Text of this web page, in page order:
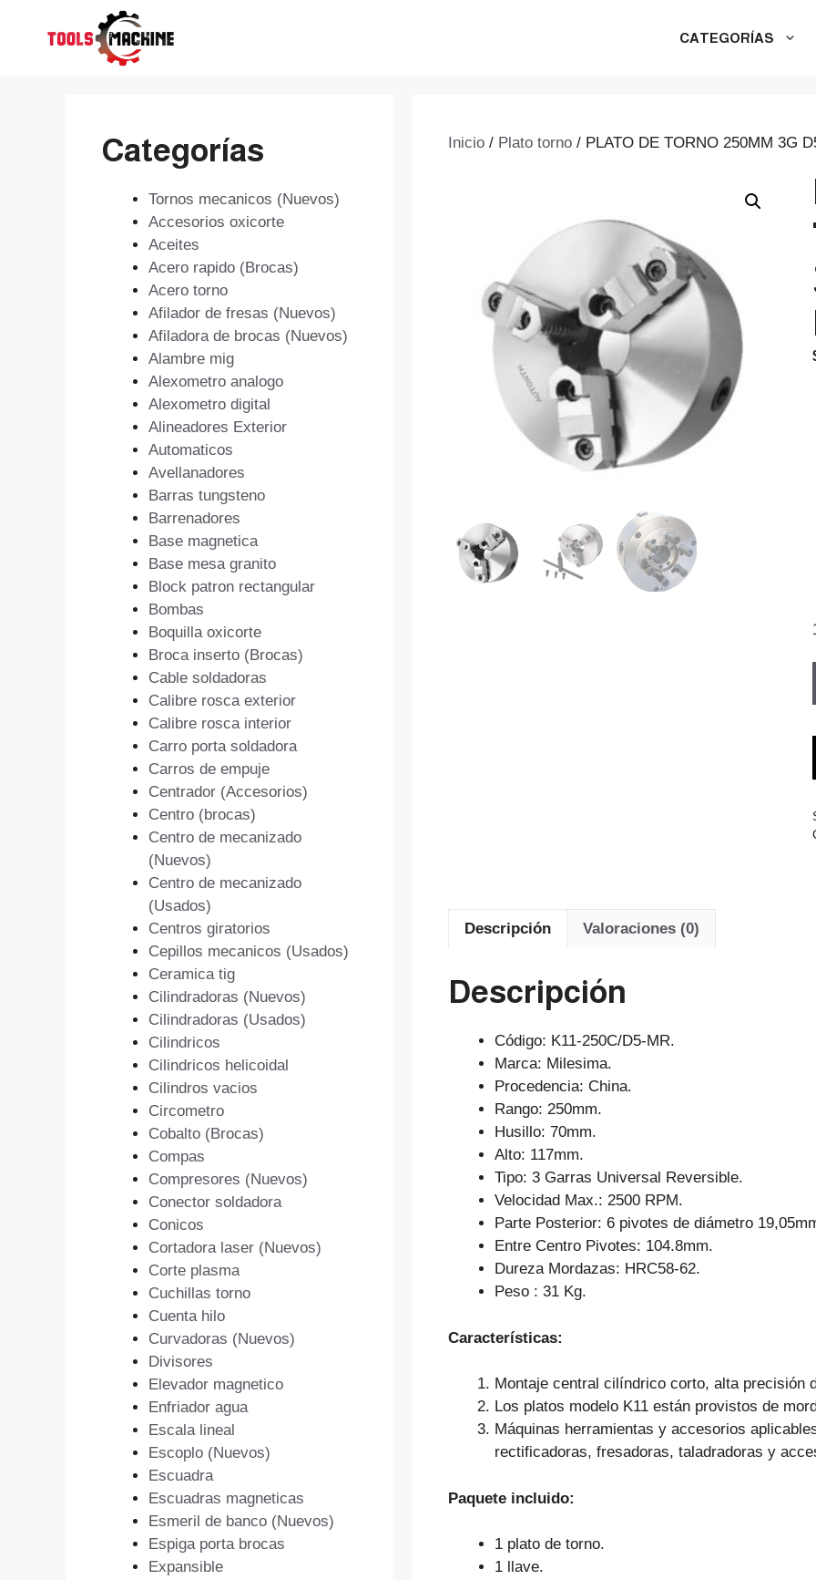
CATEGORÍAS
Inicio / Plato torno / PLATO DE TORNO 250MM 3G
Descripción Valoraciones (0)
Descripción
Código: K11-250C/D5-MR.
Marca: Milesima.
Procedencia: China.
Rango: 250mm.
Husillo: 70mm.
Alto: 117mm.
Tipo: 3 Garras Universal Reversible.
Velocidad Max.: 2500 RPM.
Parte Posterior: 6 pivotes de diámetro
Entre Centro Pivotes: 104.8mm.
Dureza Mordazas: HRC58-62.
Peso : 31 Kg.
Características:
Montaje central cilíndrico corto, alta precisión
Los platos modelo K11 están provistos de
Máquinas herramientas y accesorios
rectificadoras, fresadoras, taladradoras y
Paquete incluido:
1 plato de torno.
1 llave.
Categorías
Tornos mecanicos (Nuevos)
Accesorios oxicorte
Aceites
Acero rapido (Brocas)
Acero torno
Afilador de fresas (Nuevos)
Afiladora de brocas (Nuevos)
Alambre mig
Alexometro analogo
Alexometro digital
Alineadores Exterior
Automaticos
Avellanadores
Barras tungsteno
Barrenadores
Base magnetica
Base mesa granito
Block patron rectangular
Bombas
Boquilla oxicorte
Broca inserto (Brocas)
Cable soldadoras
Calibre rosca exterior
Calibre rosca interior
Carro porta soldadora
Carros de empuje
Centrador (Accesorios)
Centro (brocas)
Centro de mecanizado
(Nuevos)
Centro de mecanizado
(Usados)
Centros giratorios
Cepillos mecanicos (Usados)
Ceramica tig
Cilindradoras (Nuevos)
Cilindradoras (Usados)
Cilindricos
Cilindricos helicoidal
Cilindros vacios
Circometro
Cobalto (Brocas)
Compas
Compresores (Nuevos)
Conector soldadora
Conicos
Cortadora laser (Nuevos)
Corte plasma
Cuchillas torno
Cuenta hilo
Curvadoras (Nuevos)
Divisores
Elevador magnetico
Enfriador agua
Escala lineal
Escoplo (Nuevos)
Escuadra
Escuadras magneticas
Esmeril de banco (Nuevos)
Espiga porta brocas
Expansible